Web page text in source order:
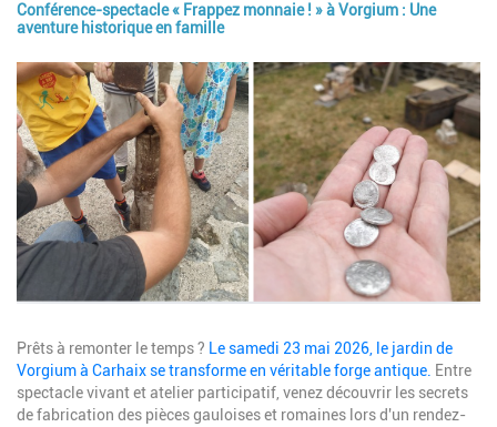
Conférence-spectacle « Frappez monnaie ! » à Vorgium : Une
aventure historique en famille
Image
Description
Prêts à remonter le temps ? Le samedi 23 mai 2026, le jardin de
Vorgium à Carhaix se transforme en véritable forge antique. Entre
spectacle vivant et atelier participatif, venez découvrir les secrets
de fabrication des pièces gauloises et romaines lors d'un rendez-